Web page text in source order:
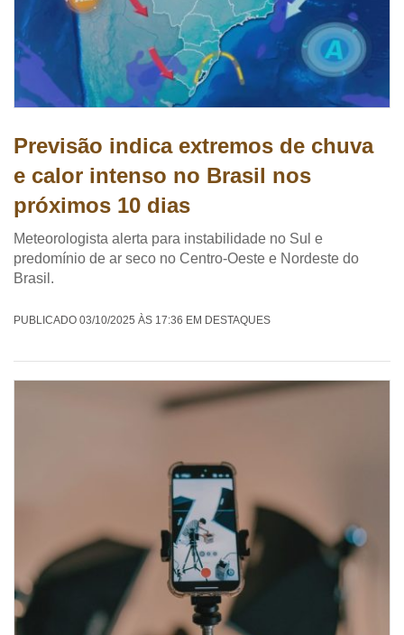
Previsão indica extremos de chuva
e calor intenso no Brasil nos
próximos 10 dias
Meteorologista alerta para instabilidade no Sul e
predomínio de ar seco no Centro-Oeste e Nordeste do
Brasil.
PUBLICADO 03/10/2025 ÀS 17:36 EM DESTAQUES